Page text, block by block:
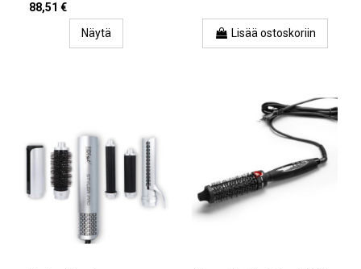
88,51 €
Näytä
Lisää ostoskoriin